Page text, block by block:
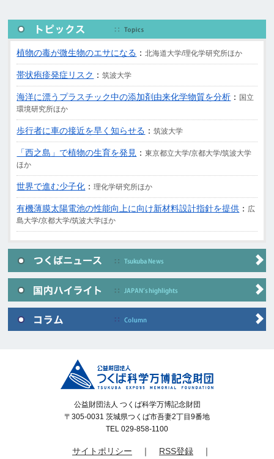
植物の毒が微生物のエサになる ：北海道大学/理化学研究所ほか
帯状疱疹発症リスク ：筑波大学
海洋に漂うプラスチック中の添加剤由来化学物質を分析 ： 国立
環境研究所ほか
歩行者に車の接近を早く知らせる ：筑波大学
「西之島」で植物の生育を発見 ：東京都立大学/京都大学/筑波大学
ほか
世界で進む少子化 ：理化学研究所ほか
有機薄膜太陽電池の性能向上に向け新材料設計指針を提供 ： 広
島大学/京都大学/筑波大学ほか
公益財団法人 つくば科学万博記念財団
〒305-0031 茨城県つくば市吾妻2丁目9番地
TEL 029-858-1100
サイトポリシー ｜ RSS登録 ｜